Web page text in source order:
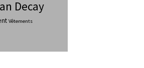
Decay
Vêtements